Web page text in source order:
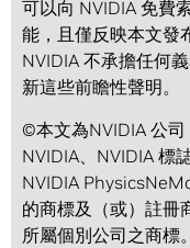
可以向 NVIDIA 免費
能，且僅反映本文發
NVIDIA 不承擔任何
新這些前瞻性聲明。
©本文為NVIDIA 公司
NVIDIA、NVIDIA 標
NVIDIA
的商標及（或）註冊
所屬個別公司之商標